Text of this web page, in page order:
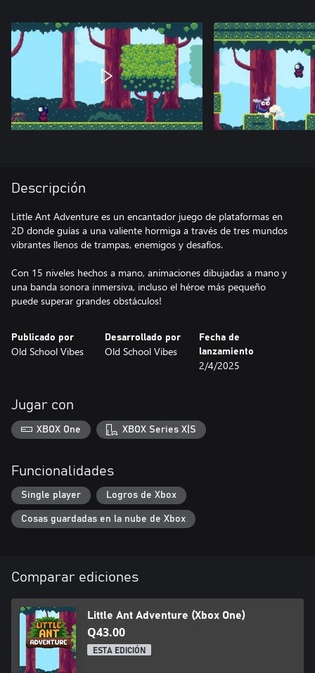
Descripción
Little Ant Adventure es un encantador juego de plataformas en
2D donde guías a una valiente hormiga a través de tres mundos
vibrantes llenos de trampas, enemigos y desafíos.
Con 15 niveles hechos a mano, animaciones dibujadas a mano y
una banda sonora inmersiva, incluso el héroe más pequeño
puede superar grandes obstáculos!
Publicado por
Old School Vibes
Desarrollado por
Old School Vibes
Fecha de
lanzamiento
2/4/2025
Jugar con
XBOX One XBOX Series X|S
Funcionalidades
Single player Logros de Xbox
Cosas guardadas en la nube de Xbox
Comparar ediciones
Little Ant Adventure (Xbox One)
Q43.00
ESTA EDICIÓN